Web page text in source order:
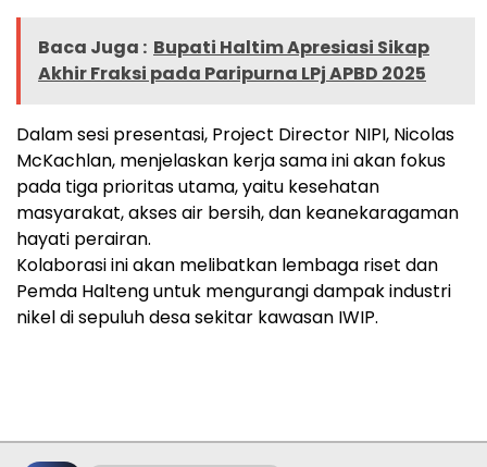
Baca Juga : Bupati Haltim Apresiasi Sikap
Akhir Fraksi pada Paripurna LPj APBD 2025
Dalam sesi presentasi, Project Director NIPI, Nicolas
McKachlan, menjelaskan kerja sama ini akan fokus
pada tiga prioritas utama, yaitu kesehatan
masyarakat, akses air bersih, dan keanekaragaman
hayati perairan.
Kolaborasi ini akan melibatkan lembaga riset dan
Pemda Halteng untuk mengurangi dampak industri
nikel di sepuluh desa sekitar kawasan IWIP.